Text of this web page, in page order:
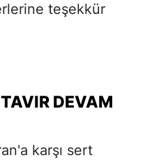
teşekkür
DEVAM
karşı sert